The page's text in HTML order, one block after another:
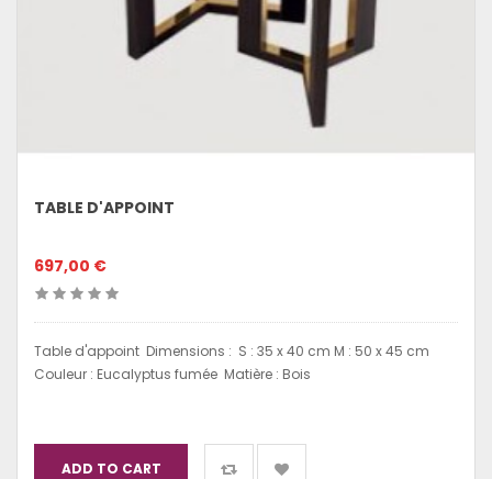
TABLE D'APPOINT
697,00 €
Table d'appoint Dimensions : S : 35 x 40 cm M : 50 x 45 cm
Couleur : Eucalyptus fumée Matière : Bois
ADD TO CART